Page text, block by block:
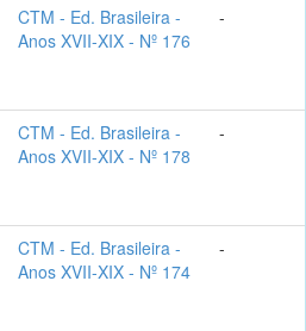
CTM - Ed. Brasileira -
Anos XVII-XIX - Nº 176
-
CTM - Ed. Brasileira -
Anos XVII-XIX - Nº 178
-
CTM - Ed. Brasileira -
Anos XVII-XIX - Nº 174
-